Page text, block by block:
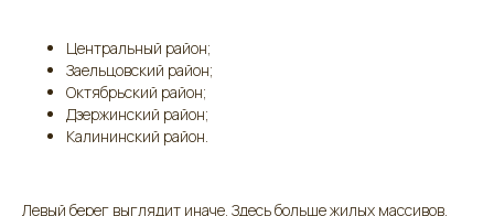
Центральный район;
Заельцовский район;
Октябрьский район;
Дзержинский район;
Калининский район.
Левый берег выглядит иначе. Здесь больше жилых массивов,